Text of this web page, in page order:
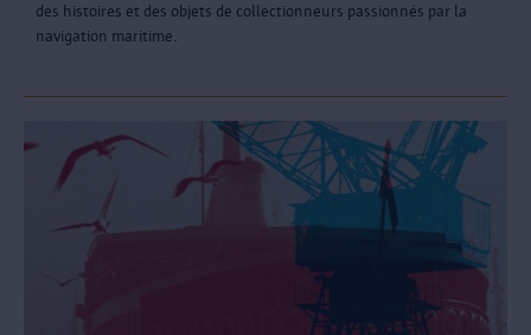
des histoires et des objets de collectionneurs passionnés par la
navigation maritime.